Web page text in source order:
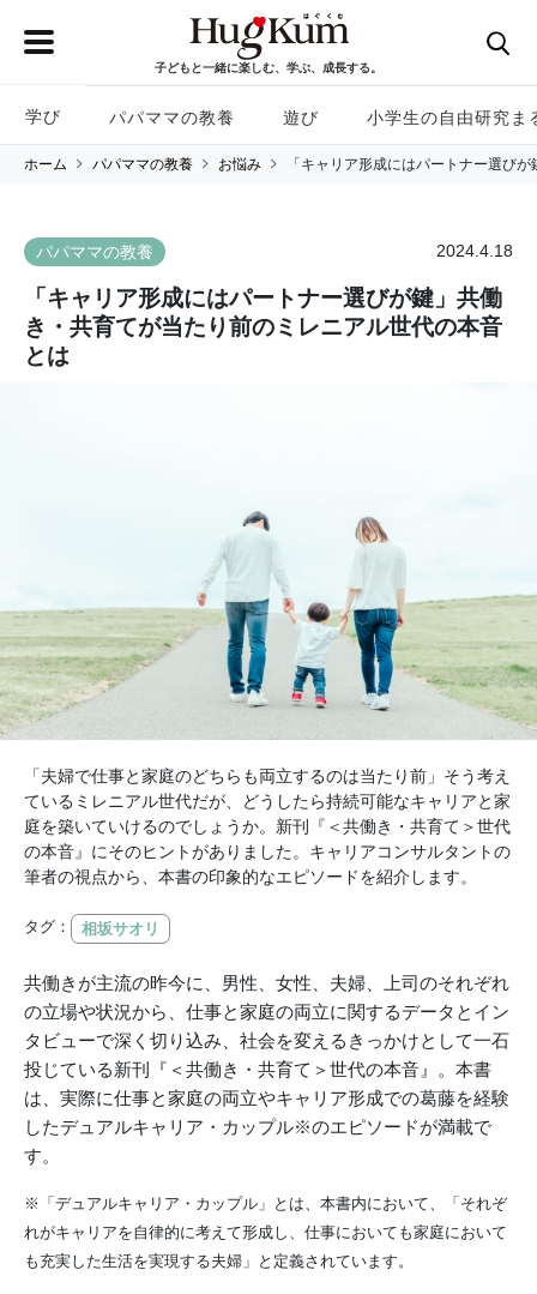
子どもと一緒に楽しむ、学ぶ、成長する。
学び パパママの教養 遊び 小学生の自由研究ま
ホーム パパママの教養 お悩み 「キャリア形成にはパートナー選び
パパママの教養 2024.4.18
「キャリア形成にはパートナー選びが鍵」共働
き・共育てが当たり前のミレニアル世代の本音
とは
「夫婦で仕事と家庭のどちらも両立するのは当たり前」そう考え
ているミレニアル世代だが、どうしたら持続可能なキャリアと家
庭を築いていけるのでしょうか。新刊『＜共働き・共育て＞世代
の本音』にそのヒントがありました。キャリアコンサルタントの
筆者の視点から、本書の印象的なエピソードを紹介します。
タグ： 相坂サオリ
共働きが主流の昨今に、男性、女性、夫婦、上司のそれぞれ
の立場や状況から、仕事と家庭の両立に関するデータとイン
タビューで深く切り込み、社会を変えるきっかけとして一石
投じている新刊『＜共働き・共育て＞世代の本音』。本書
は、実際に仕事と家庭の両立やキャリア形成での葛藤を経験
したデュアルキャリア・カップル※のエピソードが満載で
す。
※「デュアルキャリア・カップル」とは、本書内において、「それぞ
れがキャリアを自律的に考えて形成し、仕事においても家庭において
も充実した生活を実現する夫婦」と定義されています。